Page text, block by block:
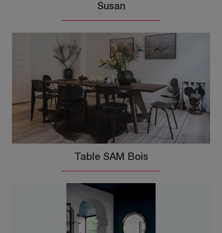
Susan
Table SAM Bois